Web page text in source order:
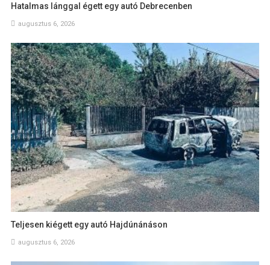
Hatalmas lánggal égett egy autó Debrecenben
augusztus 6, 2026
Teljesen kiégett egy autó Hajdúnánáson
augusztus 6, 2026